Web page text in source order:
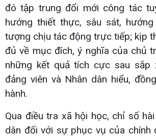
đó tập trung đổi mới công tác
hướng thiết thực, sâu sát,
tượng chịu tác động trực tiếp; kịp
đủ về mục đích, ý nghĩa của chủ
những kết quả tích cực sau sắp
đảng viên và Nhân dân hiểu,
hành.
Qua điều tra xã hội học, chỉ số
dân đối với sự phục vụ của chính